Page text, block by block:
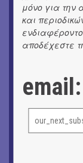
ΕΙΚΑΣΤΙΚΑ
Αργύρης
ΕΙΚΑΣΤΙΚΑ
ΘΕΑΤΡΟ / ΧΟΡΟΣ
«Μήδεια» του
ΜΟΥΣΙΚΗ
μόνο για την
και
αποδέχεστε
email: